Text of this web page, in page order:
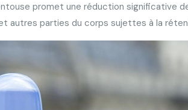
promet une réduction significative
autres parties du corps sujettes à la